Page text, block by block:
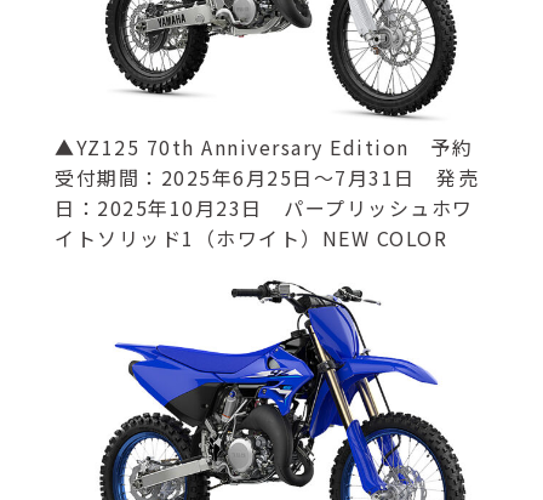
▲YZ125 70th Anniversary Edition 予約
受付期間：2025年6月25日～7月31日 発売
日：2025年10月23日 パープリッシュホワ
イトソリッド1（ホワイト）NEW COLOR